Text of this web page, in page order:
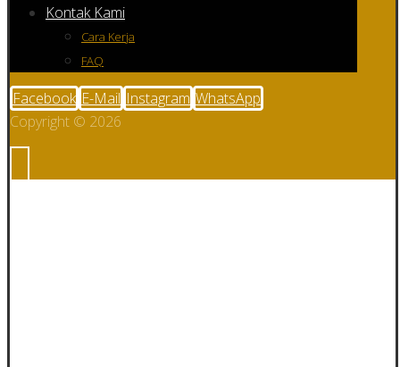
Kontak Kami
Cara Kerja
FAQ
Facebook E-Mail Instagram WhatsApp
Copyright © 2026